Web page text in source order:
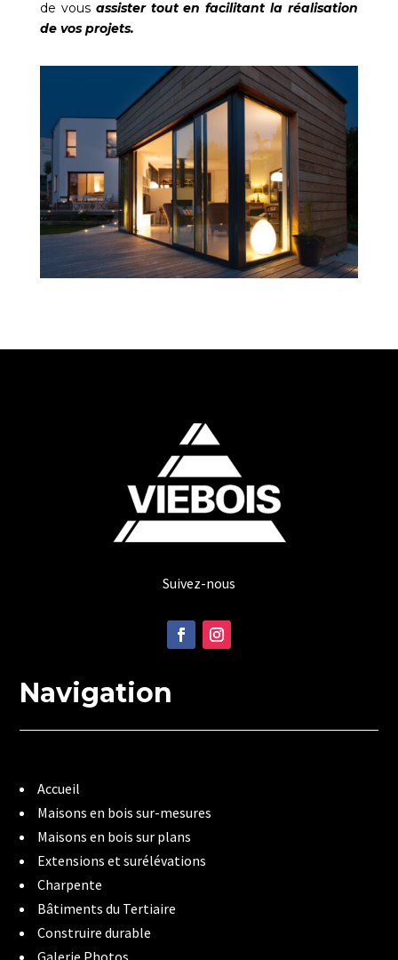
de vous assister tout en facilitant la réalisation
de vos projets.
Suivez-nous
Navigation
Accueil
Maisons en bois sur-mesures
Maisons en bois sur plans
Extensions et surélévations
Charpente
Bâtiments du Tertiaire
Construire durable